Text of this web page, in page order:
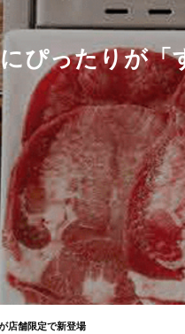
ぴったりが
店舗限定で新登場